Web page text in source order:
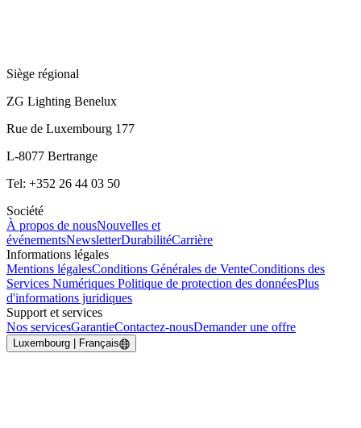
Siège régional
ZG Lighting Benelux
Rue de Luxembourg 177
L-8077 Bertrange
Tel: +352 26 44 03 50
Société
À propos de nousNouvelles et
événementsNewsletterDurabilitéCarrière
Informations légales
Mentions légalesConditions Générales de VenteConditions des
Services Numériques Politique de protection des donnéesPlus
d'informations juridiques
Support et services
Nos servicesGarantieContactez-nousDemander une offre
Luxembourg | Français